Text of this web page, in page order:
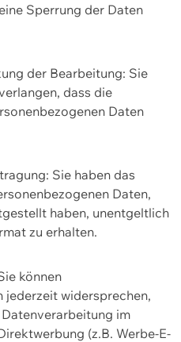
Sperrung der Daten
der Bearbeitung: Sie
dass die
Daten
Sie haben das
Daten,
haben, unentgeltlich
zu erhalten.
können
jederzeit widersprechen,
im
(z.B. Werbe-E-